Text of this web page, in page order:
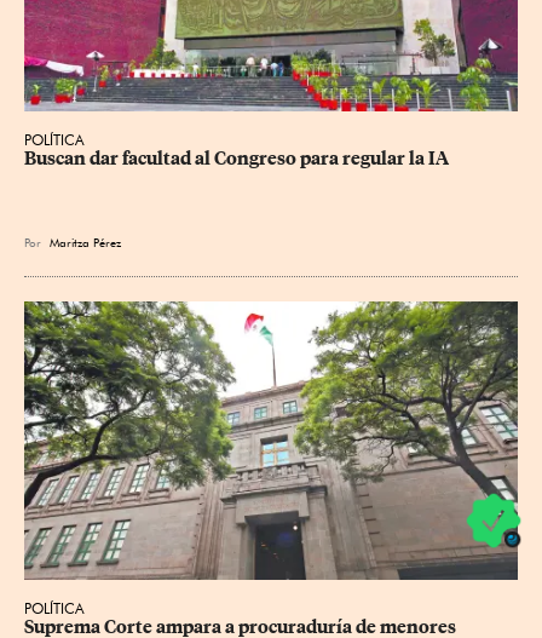
POLÍTICA
Buscan dar facultad al Congreso para regular la IA
Por Maritza Pérez
POLÍTICA
Suprema Corte ampara a procuraduría de menores